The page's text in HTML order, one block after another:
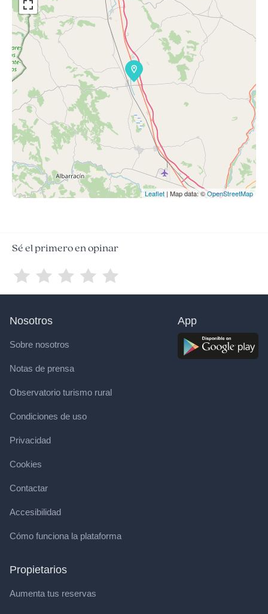
Leaflet | Map data: ©OpenStreetMap
Sé el primero en opinar
Nosotros
Sobre nosotros
Notas de prensa
Observatorio turismo rural
Condiciones de uso
Privacidad
Cookies
Contactar
Accesibilidad
Cómo funciona la plataforma
Propietarios
Aumenta tus reservas
App